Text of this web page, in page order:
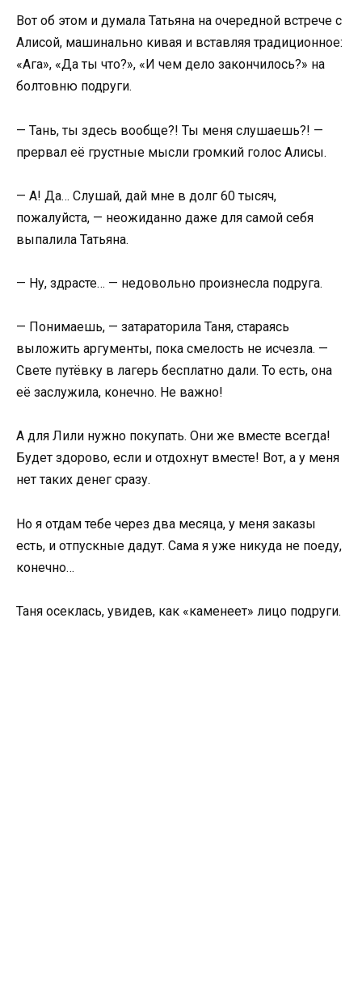
Вот об этом и думала Татьяна на очередной встрече с
Алисой, машинально кивая и вставляя традиционное:
«Ага», «Да ты что?», «И чем дело закончилось?» на
болтовню подруги.
— Тань, ты здесь вообще?! Ты меня слушаешь?! —
прервал её грустные мысли громкий голос Алисы.
— А! Да… Слушай, дай мне в долг 60 тысяч,
пожалуйста, — неожиданно даже для самой себя
выпалила Татьяна.
— Ну, здрасте… — недовольно произнесла подруга.
— Понимаешь, — затараторила Таня, стараясь
выложить аргументы, пока смелость не исчезла. —
Свете путёвку в лагерь бесплатно дали. То есть, она
её заслужила, конечно. Не важно!
А для Лили нужно покупать. Они же вместе всегда!
Будет здорово, если и отдохнут вместе! Вот, а у меня
нет таких денег сразу.
Но я отдам тебе через два месяца, у меня заказы
есть, и отпускные дадут. Сама я уже никуда не поеду,
конечно…
Таня осеклась, увидев, как «каменеет» лицо подруги.